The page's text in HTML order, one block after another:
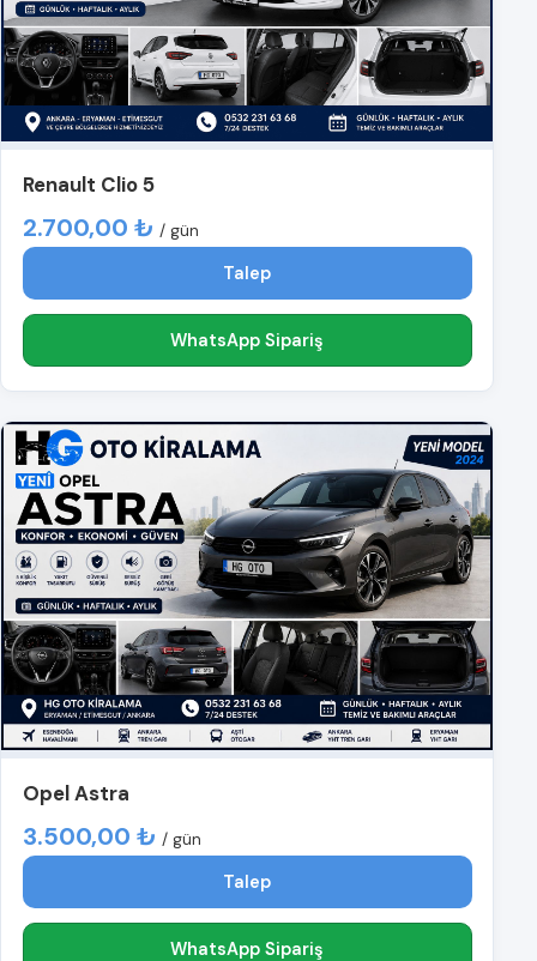
Renault Clio 5
2.700,00 ₺ / gün
Talep
WhatsApp Sipariş
Opel Astra
3.500,00 ₺ / gün
Talep
WhatsApp Sipariş